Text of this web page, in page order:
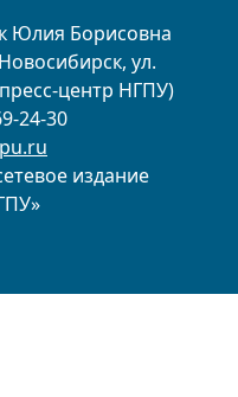
Юлия Борисовна
ул.
центр НГПУ)
24-30
издание